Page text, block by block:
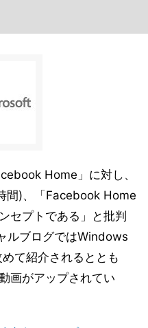
Home」に対し、
間)、「Facebook Home
セプトである」と批判
ルブログではWindows
て紹介されるととも
画がアップされてい